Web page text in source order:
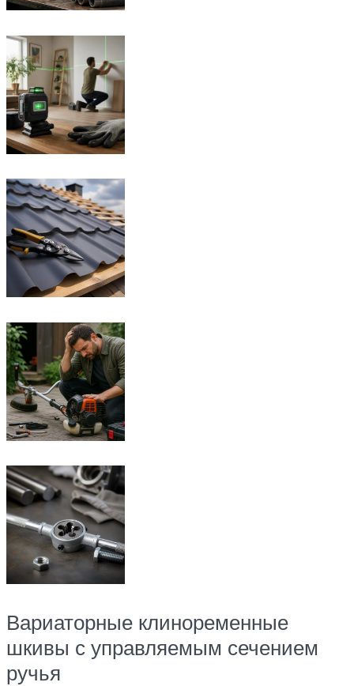
Вариаторные клиноременные
шкивы с управляемым сечением
ручья